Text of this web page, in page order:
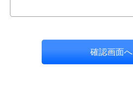
確認画面へ